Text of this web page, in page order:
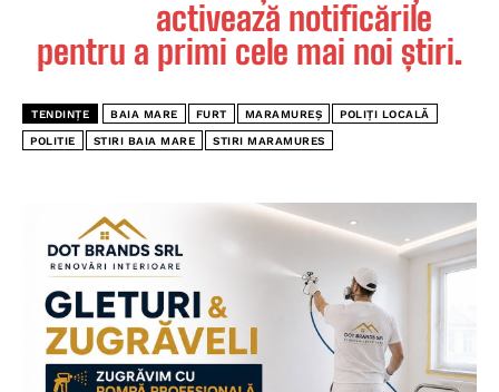
activează notificările
pentru a primi cele mai noi știri.
TENDINȚE BAIA MARE FURT MARAMUREȘ POLIȚI LOCALĂ
POLITIE STIRI BAIA MARE STIRI MARAMURES